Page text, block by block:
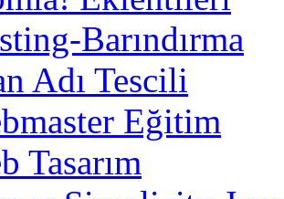
Barındırma
Adı Tescili
Eğitim
Tasarım